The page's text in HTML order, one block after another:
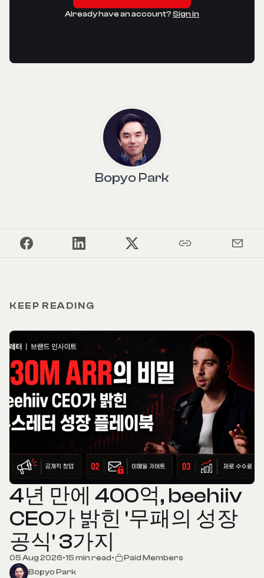
Already have an account?Sign in
Bopyo Park
KEEP READING
4년 만에 400억, beehiiv
CEO가 밝힌 '무패의 성장
공식' 3가지
05 Aug 2026•15 min read•
Paid Members
Bopyo Park